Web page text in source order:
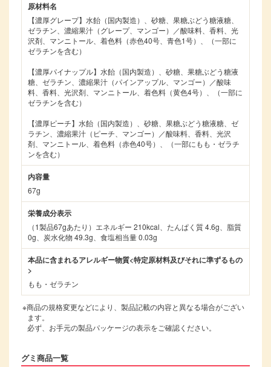
原材料名
【濃厚グレープ】水飴（国内製造）、砂糖、果糖ぶどう糖液糖、
ゼラチン、濃縮果汁（グレープ、マンゴー）／酸味料、香料、光
沢剤、マンニトール、着色料（赤色40号、青色1号）、（一部に
ゼラチンを含む）
【濃厚パイナップル】水飴（国内製造）、砂糖、果糖ぶどう糖液
糖、ゼラチン、濃縮果汁（パインアップル、マンゴー）／酸味
料、香料、光沢剤、マンニトール、着色料（黄色4号）、（一部に
ゼラチンを含む）
【濃厚ピーチ】水飴（国内製造）、砂糖、果糖ぶどう糖液糖、ゼ
ラチン、濃縮果汁（ピーチ、マンゴー）／酸味料、香料、光沢
剤、マンニトール、着色料（赤色40号）、（一部にもも・ゼラチ
ンを含む）
内容量
67g
栄養成分表示
（1製品67gあたり）エネルギー 210kcal、たんぱく質 4.6g、脂質
0g、炭水化物 49.3g、食塩相当量 0.03g
本品に含まれるアレルギー物質<特定原材料及びそれに準ずるもの
>
もも・ゼラチン
※商品の規格変更などにより、製品記載の内容と異なる場合がござい
ます。
必ず、お手元の製品パッケージの表示をご確認ください。
グミ商品一覧